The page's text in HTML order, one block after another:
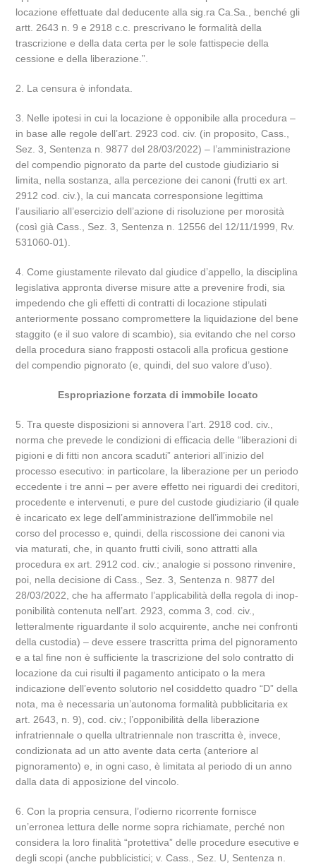
locazione effettuate dal deducente alla sig.ra Ca.Sa., benché gli
artt. 2643 n. 9 e 2918 c.c. prescrivano le formalità della
trascrizione e della data certa per le sole fattispecie della
cessione e della liberazione.”.
2. La censura è infondata.
3. Nelle ipotesi in cui la locazione è opponibile alla procedura –
in base alle regole dell’art. 2923 cod. civ. (in proposito, Cass.,
Sez. 3, Sentenza n. 9877 del 28/03/2022) – l’amministrazione
del compendio pignorato da parte del custode giudiziario si
limita, nella sostanza, alla percezione dei canoni (frutti ex art.
2912 cod. civ.), la cui mancata corresponsione legittima
l’ausiliario all’esercizio dell’azione di risoluzione per morosità
(così già Cass., Sez. 3, Sentenza n. 12556 del 12/11/1999, Rv.
531060-01).
4. Come giustamente rilevato dal giudice d’appello, la disciplina
legislativa appronta diverse misure atte a prevenire frodi, sia
impedendo che gli effetti di contratti di locazione stipulati
anteriormente possano compromettere la liquidazione del bene
staggito (e il suo valore di scambio), sia evitando che nel corso
della procedura siano frapposti ostacoli alla proficua gestione
del compendio pignorato (e, quindi, del suo valore d’uso).
Espropriazione forzata di immobile locato
5. Tra queste disposizioni si annovera l’art. 2918 cod. civ.,
norma che prevede le condizioni di efficacia delle “liberazioni di
pigioni e di fitti non ancora scaduti” anteriori all’inizio del
processo esecutivo: in particolare, la liberazione per un periodo
eccedente i tre anni – per avere effetto nei riguardi dei creditori,
procedente e intervenuti, e pure del custode giudiziario (il quale
è incaricato ex lege dell’amministrazione dell’immobile nel
corso del processo e, quindi, della riscossione dei canoni via
via maturati, che, in quanto frutti civili, sono attratti alla
procedura ex art. 2912 cod. civ.; analogie si possono rinvenire,
poi, nella decisione di Cass., Sez. 3, Sentenza n. 9877 del
28/03/2022, che ha affermato l’applicabilità della regola di inop-
ponibilità contenuta nell’art. 2923, comma 3, cod. civ.,
letteralmente riguardante il solo acquirente, anche nei confronti
della custodia) – deve essere trascritta prima del pignoramento
e a tal fine non è sufficiente la trascrizione del solo contratto di
locazione da cui risulti il pagamento anticipato o la mera
indicazione dell’evento solutorio nel cosiddetto quadro “D” della
nota, ma è necessaria un’autonoma formalità pubblicitaria ex
art. 2643, n. 9), cod. civ.; l’opponibilità della liberazione
infratriennale o quella ultratriennale non trascritta è, invece,
condizionata ad un atto avente data certa (anteriore al
pignoramento) e, in ogni caso, è limitata al periodo di un anno
dalla data di apposizione del vincolo.
6. Con la propria censura, l’odierno ricorrente fornisce
un’erronea lettura delle norme sopra richiamate, perché non
considera la loro finalità “protettiva” delle procedure esecutive e
degli scopi (anche pubblicistici; v. Cass., Sez. U, Sentenza n.